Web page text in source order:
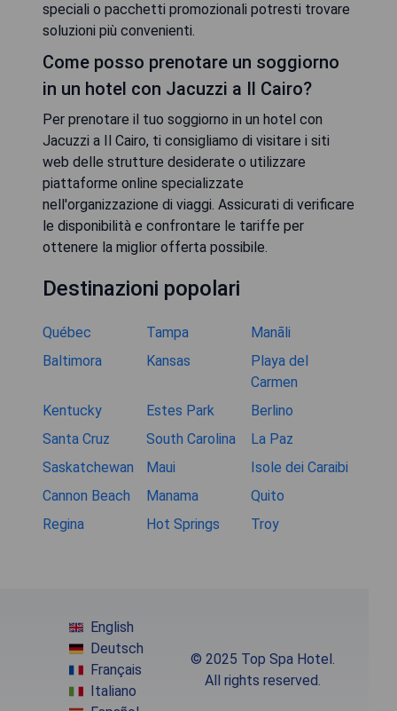
speciali o pacchetti promozionali potresti trovare
soluzioni più convenienti.
Come posso prenotare un soggiorno
in un hotel con Jacuzzi a Il Cairo?
Per prenotare il tuo soggiorno in un hotel con
Jacuzzi a Il Cairo, ti consigliamo di visitare i siti
web delle strutture desiderate o utilizzare
piattaforme online specializzate
nell'organizzazione di viaggi. Assicurati di verificare
le disponibilità e confrontare le tariffe per
ottenere la miglior offerta possibile.
Destinazioni popolari
Québec Tampa
Manāli
Baltimora
Kansas
Playa del
Carmen
Kentucky
Estes Park
Berlino
Santa Cruz
South Carolina
La Paz
Saskatchewan
Maui
Isole dei Caraibi
Cannon Beach
Manama
Quito
Regina
Hot Springs Troy
English
Deutsch
Français
Italiano
© 2025 Top Spa Hotel.
All rights reserved.